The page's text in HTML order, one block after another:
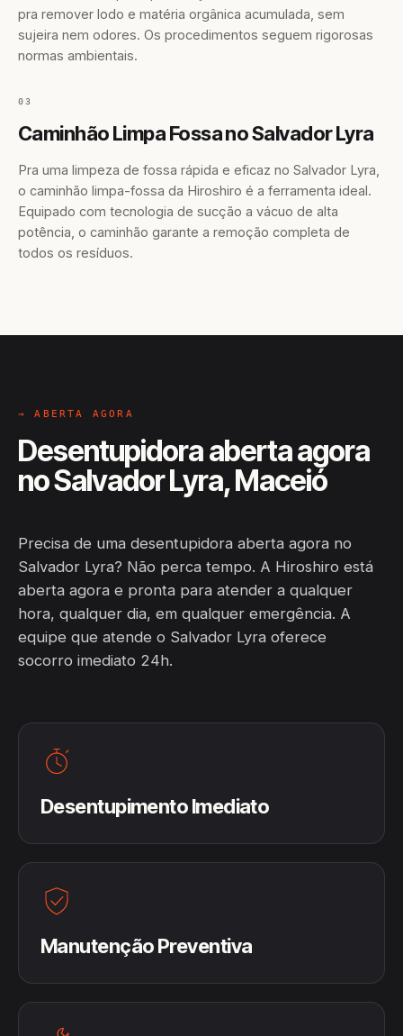
pra remover lodo e matéria orgânica acumulada, sem
sujeira nem odores. Os procedimentos seguem rigorosas
normas ambientais.
03
Caminhão Limpa Fossa no Salvador Lyra
Pra uma limpeza de fossa rápida e eficaz no Salvador Lyra,
o caminhão limpa-fossa da Hiroshiro é a ferramenta ideal.
Equipado com tecnologia de sucção a vácuo de alta
potência, o caminhão garante a remoção completa de
todos os resíduos.
→ ABERTA AGORA
Desentupidora aberta agora
no Salvador Lyra, Maceió
Precisa de uma desentupidora aberta agora no
Salvador Lyra? Não perca tempo. A Hiroshiro está
aberta agora e pronta para atender a qualquer
hora, qualquer dia, em qualquer emergência. A
equipe que atende o Salvador Lyra oferece
socorro imediato 24h.
Desentupimento Imediato
Manutenção Preventiva